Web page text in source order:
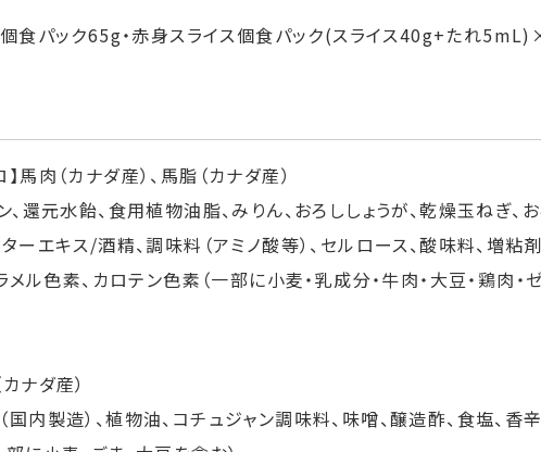
食パック65g・赤身スライス個食パック(スライス40g+たれ
馬肉（カナダ産）、馬脂（カナダ産）
、還元水飴、食用植物油脂、みりん、おろししょうが、乾燥玉ねぎ、
ーエキス/酒精、調味料（アミノ酸等）、セルロース、酸味料、増粘
ラメル色素、カロテン色素（一部に小麦・乳成分・牛肉・大豆・鶏肉・
ナダ産）
国内製造）、植物油、コチュジャン調味料、味噌、醸造酢、食塩、香